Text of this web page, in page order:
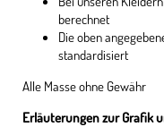
berechnet
Die oben
standardisiert
Alle Masse ohne Gewähr
Erläuterungen zur Grafik